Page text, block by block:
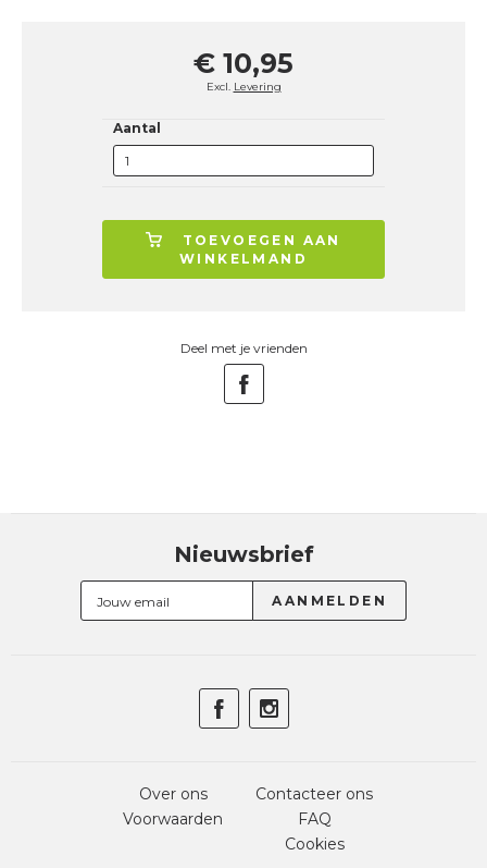
€ 10,95
Excl. Levering
Aantal
TOEVOEGEN AAN
WINKELMAND
Deel met je vrienden
Nieuwsbrief
Over ons
Voorwaarden
Contacteer ons
FAQ
Cookies